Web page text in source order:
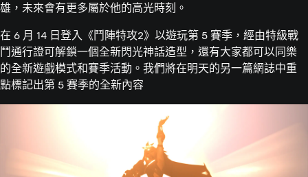
雄，未來會有更多屬於他的高光時刻。
在 6 月 14 日登入《鬥陣特攻2》以遊玩第 5 賽季，經由特級戰
鬥通行證可解鎖一個全新閃光神話造型，還有大家都可以同樂
的全新遊戲模式和賽季活動。我們將在明天的另一篇網誌中重
點標記出第 5 賽季的全新內容